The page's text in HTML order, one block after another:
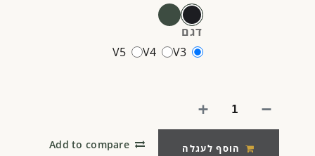
דגם
V3
V4
V5
הוסף לעגלה Add to compare